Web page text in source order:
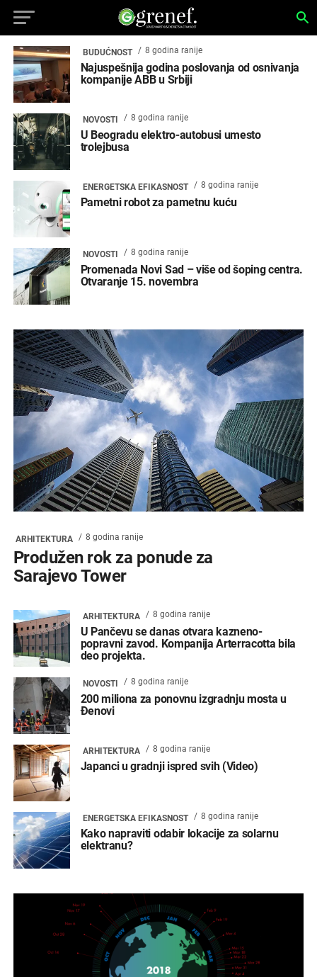
BUDUĆNOST 8 godina ranije
Najuspešnija godina poslovanja od osnivanja
kompanije ABB u Srbiji
NOVOSTI 8 godina ranije
U Beogradu elektro-autobusi umesto
trolejbusa
ENERGETSKA EFIKASNOST 8 godina ranije
Pametni robot za pametnu kuću
NOVOSTI 8 godina ranije
Promenada Novi Sad – više od šoping centra.
Otvaranje 15. novembra
ARHITEKTURA 8 godina ranije
Produžen rok za ponude za
Sarajevo Tower
ARHITEKTURA 8 godina ranije
U Pančevu se danas otvara kazneno-
popravni zavod. Kompanija Arterracotta bila
deo projekta.
NOVOSTI 8 godina ranije
200 miliona za ponovnu izgradnju mosta u
Đenovi
ARHITEKTURA 8 godina ranije
Japanci u gradnji ispred svih (Video)
ENERGETSKA EFIKASNOST 8 godina ranije
Kako napraviti odabir lokacije za solarnu
elektranu?